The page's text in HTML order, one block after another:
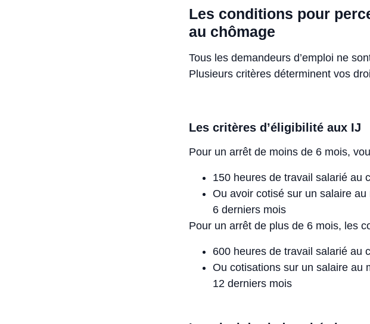
Les conditions pour
au chômage
Tous les demandeurs d’emploi ne
Plusieurs critères déterminent vos
Les critères d’éligibilité aux IJ
Pour un arrêt de moins de 6 mois,
150 heures de travail salarié au
Ou avoir cotisé sur un salaire
6 derniers mois
Pour un arrêt de plus de 6 mois, les
600 heures de travail salarié au
Ou cotisations sur un salaire au
12 derniers mois